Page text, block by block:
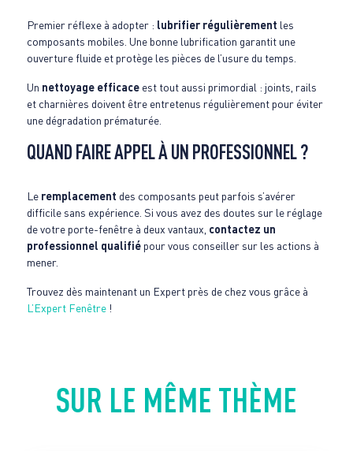
Premier réflexe à adopter : lubrifier régulièrement les
composants mobiles. Une bonne lubrification garantit une
ouverture fluide et protège les pièces de l’usure du temps.
Un nettoyage efficace est tout aussi primordial : joints, rails
et charnières doivent être entretenus régulièrement pour éviter
une dégradation prématurée.
QUAND FAIRE APPEL À UN PROFESSIONNEL ?
Le remplacement des composants peut parfois s’avérer
difficile sans expérience. Si vous avez des doutes sur le réglage
de votre porte-fenêtre à deux vantaux, contactez un
professionnel qualifiépour vous conseiller sur les actions à
mener.
Trouvez dès maintenant un Expert près de chez vous grâce à
L’Expert Fenêtre!
SUR LE MÊME THÈME